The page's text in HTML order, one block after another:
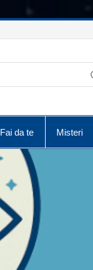
Fai da te Misteri